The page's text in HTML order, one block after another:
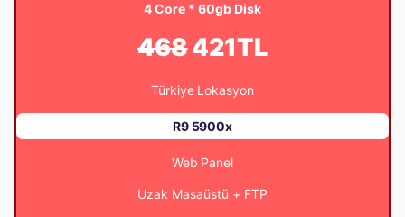
4 Core * 60gb Disk
468421TL
Türkiye Lokasyon
R9 5900x
Web Panel
Uzak Masaüstü + FTP